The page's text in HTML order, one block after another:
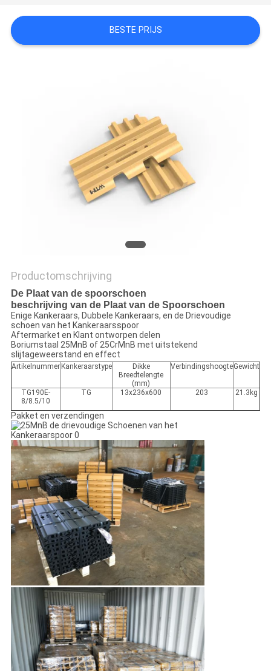
VERZOEK
PRIVACY
BESTE PRIJS
Productomschrijving
De Plaat van de spoorschoen
beschrijving van de Plaat van de Spoorschoen
Enige Kankeraars, Dubbele Kankeraars, en de Drievoudige
schoen van het Kankeraarsspoor
Aftermarket en Klant ontworpen delen
Boriumstaal 25MnB of 25CrMnB met uitstekend
slijtageweerstand en effect
Artikelnummer Kankeraarstype
Dikke
Breedtelengte
(mm)
VerbindingshoogteGewicht
TG190E-
8/8.5/10
TG 13x236x600 203 21.3kg
Pakket en verzendingen